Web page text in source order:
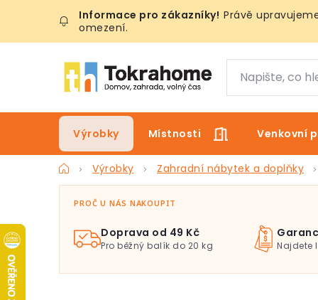
obsah
Právě
omezení.
Výrobky Místnosti Venkovní
DomůVýrobky Zahradní nábytek a doplňky
PROČ U NÁS NAKOUPIT
Doprava od 49 Kč
Pro běžný balík do 20 kg Najdete